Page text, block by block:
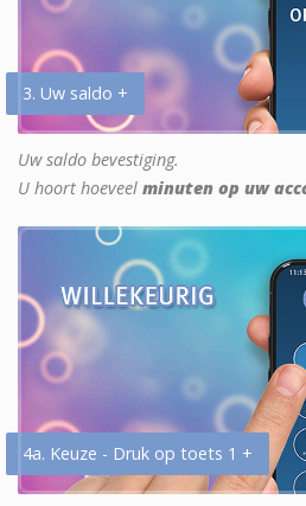
3. Uw saldo +
Uw saldo bevestiging.
U hoort hoeveel minuten op uw
4a. Keuze - Druk op toets 1 +